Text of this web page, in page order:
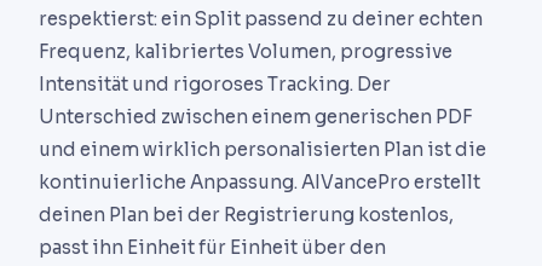
respektierst: ein Split passend zu deiner echten
Frequenz, kalibriertes Volumen, progressive
Intensität und rigoroses Tracking. Der
Unterschied zwischen einem generischen PDF
und einem wirklich personalisierten Plan ist die
kontinuierliche Anpassung. AIVancePro erstellt
deinen Plan bei der Registrierung kostenlos,
passt ihn Einheit für Einheit über den